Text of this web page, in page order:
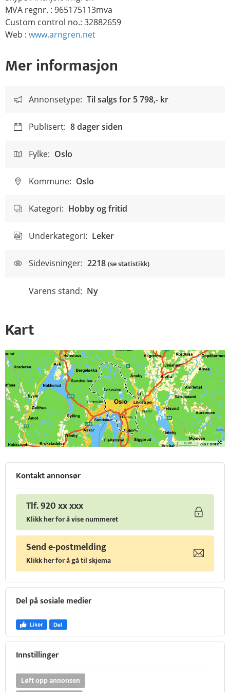
MVA regnr. : 965175113mva
Custom control no.: 32882659
Web : www.arngren.net
Mer informasjon
Annonsetype: Til salgs for 5 798,- kr
Publisert: 8 dager siden
Fylke: Oslo
Kommune: Oslo
Kategori: Hobby og fritid
Underkategori: Leker
Sidevisninger: 2218 (se statistikk)
Varens stand: Ny
Kart
Kontakt annonsør
Tlf. 920 xx xxx
Klikk her for å vise nummeret
Send e-postmelding
Klikk her for å gå til skjema
Del på sosiale medier
Innstillinger
Løft opp annonsen